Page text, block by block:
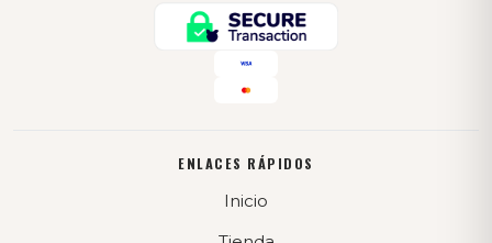
ENLACES RÁPIDOS
Inicio